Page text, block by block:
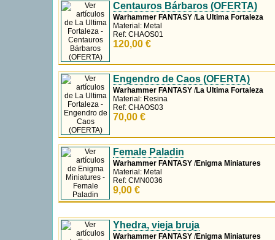
Centauros Bárbaros (OFERTA)
Warhammer FANTASY /La Ultima Fortaleza
Material: Metal
Ref: CHAOS01
120,00 €
Engendro de Caos (OFERTA)
Warhammer FANTASY /La Ultima Fortaleza
Material: Resina
Ref: CHAOS03
70,00 €
Female Paladin
Warhammer FANTASY /Enigma Miniatures
Material: Metal
Ref: CMN0036
9,00 €
Yhedra, vieja bruja
Warhammer FANTASY /Enigma Miniatures